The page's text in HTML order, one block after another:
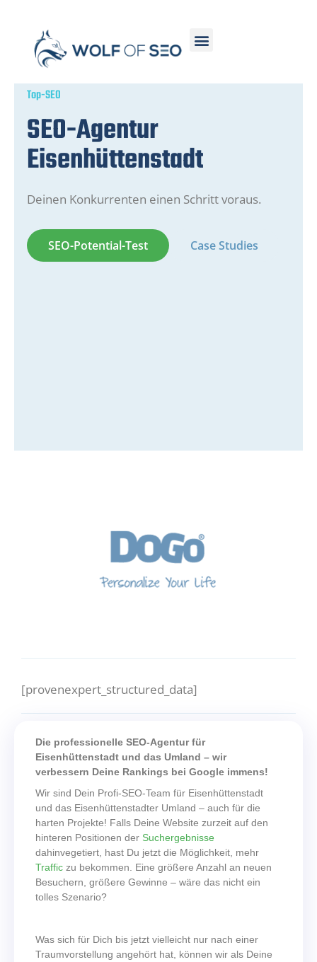
Top-SEO
SEO-Agentur
Eisenhüttenstadt
Deinen Konkurrenten einen Schritt voraus.
SEO-Potential-Test Case Studies
[provenexpert_structured_data]
Die professionelle SEO-Agentur für
Eisenhüttenstadt und das Umland – wir
verbessern Deine Rankings bei Google immens!
Wir sind Dein Profi-SEO-Team für Eisenhüttenstadt
und das Eisenhüttenstadter Umland – auch für die
harten Projekte! Falls Deine Website zurzeit auf den
hinteren Positionen der Suchergebnisse
dahinvegetiert, hast Du jetzt die Möglichkeit, mehr
Traffic zu bekommen. Eine größere Anzahl an neuen
Besuchern, größere Gewinne – wäre das nicht ein
tolles Szenario?
Was sich für Dich bis jetzt vielleicht nur nach einer
Traumvorstellung angehört hat, können wir als Deine